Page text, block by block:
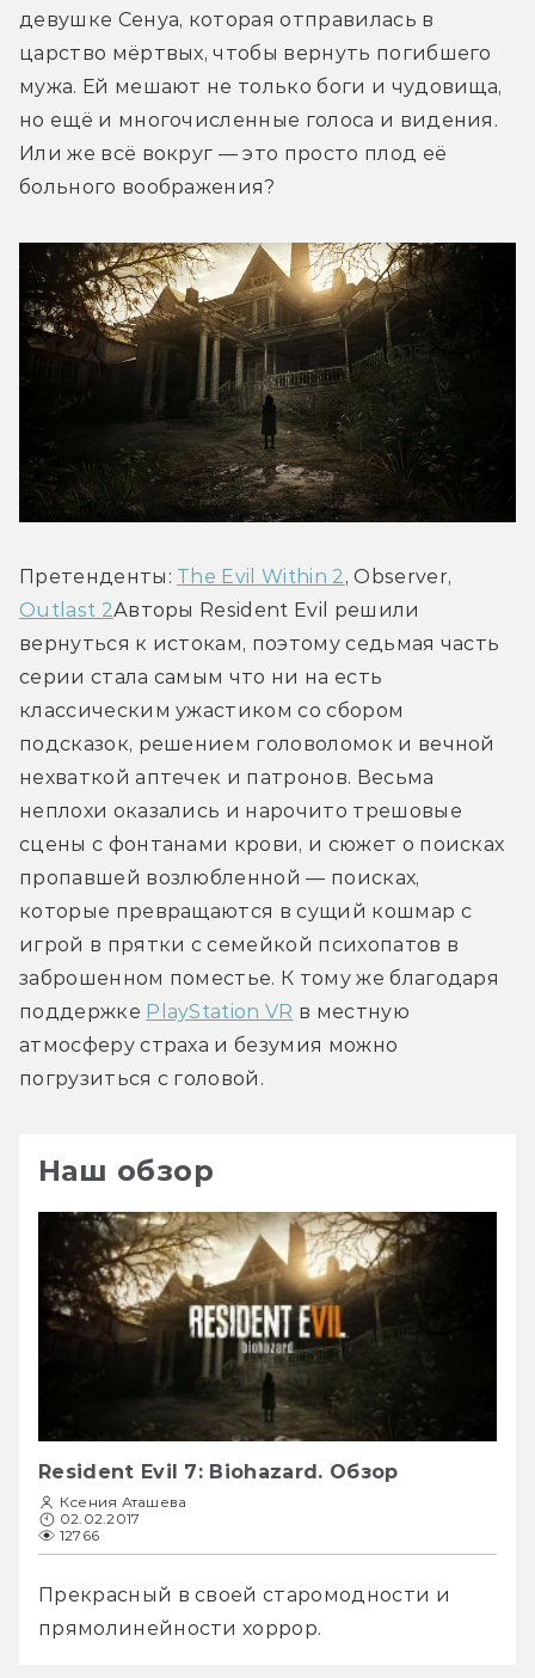
девушке Сенуа, которая отправилась в
царство мёртвых, чтобы вернуть погибшего
мужа. Ей мешают не только боги и чудовища,
но ещё и многочисленные голоса и видения.
Или же всё вокруг — это просто плод её
больного воображения?
Претенденты: The Evil Within 2
Outlast 2Авторы Resident Evil решили
вернуться к истокам, поэтому седьмая часть
серии стала самым что ни на есть
классическим ужастиком со сбором
подсказок, решением головоломок и вечной
нехваткой аптечек и патронов. Весьма
неплохи оказались и нарочито трешовые
сцены с фонтанами крови, и сюжет о поисках
пропавшей возлюбленной — поисках,
которые превращаются в сущий кошмар с
игрой в прятки с семейкой психопатов в
заброшенном поместье. К тому же благодаря
поддержке PlayStation VR в местную
атмосферу страха и безумия можно
погрузиться с головой.
Наш обзор
Resident Evil 7: Biohazard. Обзор
Ксения Аташева
02.02.2017
12766
Прекрасный в своей старомодности и
прямолинейности хоррор.